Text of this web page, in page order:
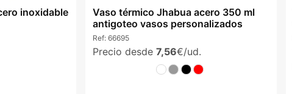
inoxidable
Vaso térmico Jhabua acero 350 ml
antigoteo vasos personalizados
Ref: 66695
Precio desde 7,56€/ud.